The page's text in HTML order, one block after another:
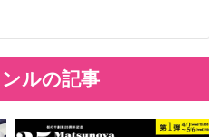
ルの記事